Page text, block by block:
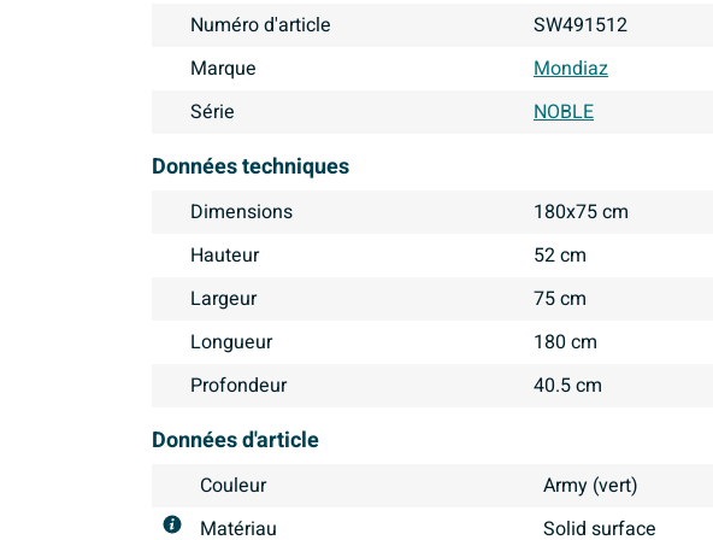
Numéro d'article
SW491512
Marque
Mondiaz
Série
NOBLE
Données techniques
Dimensions
180x75 cm
Hauteur
52 cm
Largeur
75 cm
Longueur
180 cm
Profondeur
40.5 cm
Données d'article
Couleur
Army (vert)
Matériau
Solid surface